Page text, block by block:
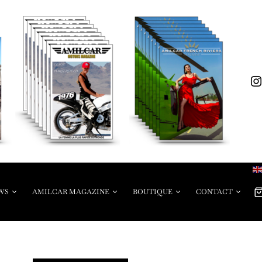
AMILCAR MAGAZINE BOUTIQUE CONTACT